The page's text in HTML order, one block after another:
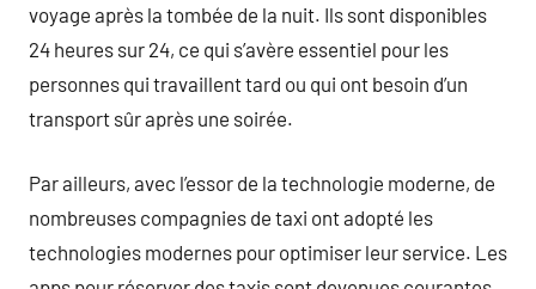
voyage après la tombée de la nuit. Ils sont disponibles
24 heures sur 24, ce qui s’avère essentiel pour les
personnes qui travaillent tard ou qui ont besoin d’un
transport sûr après une soirée.
Par ailleurs, avec l’essor de la technologie moderne, de
nombreuses compagnies de taxi ont adopté les
technologies modernes pour optimiser leur service. Les